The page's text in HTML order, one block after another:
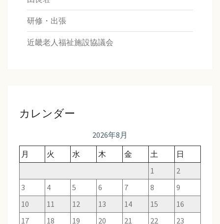
研修・出張
近畿老人福祉施設協議会
カレンダー
2026年8月
月
火 水 木 金 土
日
1
2
3
4 5 6 7 8
9
10
11 12 13 14 15
16
17
18 19 20 21 22 23